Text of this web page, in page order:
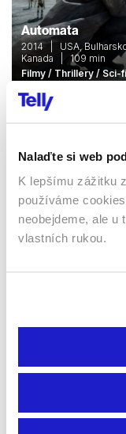
Nalaďte si web
K lepšímu zážitku
používáme
neobejdeme, ale u
vlastních rukou.
Automata
2014 | USA,
Kanada | 109 min
Filmy / Thrillery / Sci-
Drama
Sledujte
Sledovat
po celé
Smart TV -